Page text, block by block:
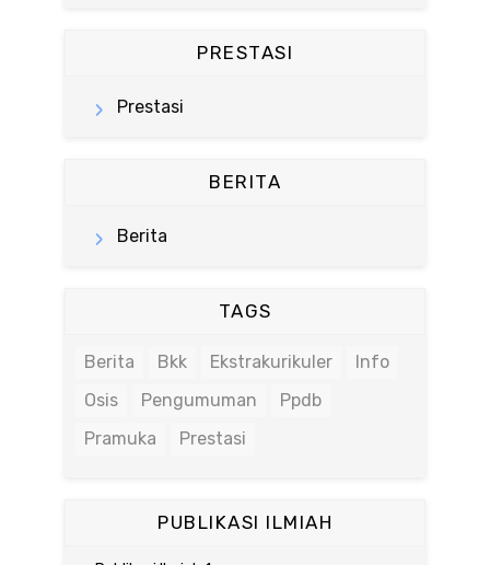
PRESTASI
Prestasi
BERITA
Berita
TAGS
Berita Bkk Ekstrakurikuler
Info
Osis
Pengumuman
Ppdb
Pramuka
Prestasi
PUBLIKASI ILMIAH